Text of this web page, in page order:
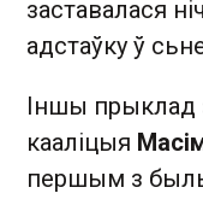
заставалася
адстаўку ў
Іншы прыклад
кааліцыя
першым з